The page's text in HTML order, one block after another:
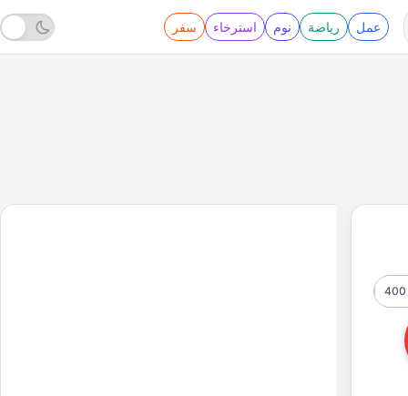
عمل رياضة نوم استرخاء سفر
400